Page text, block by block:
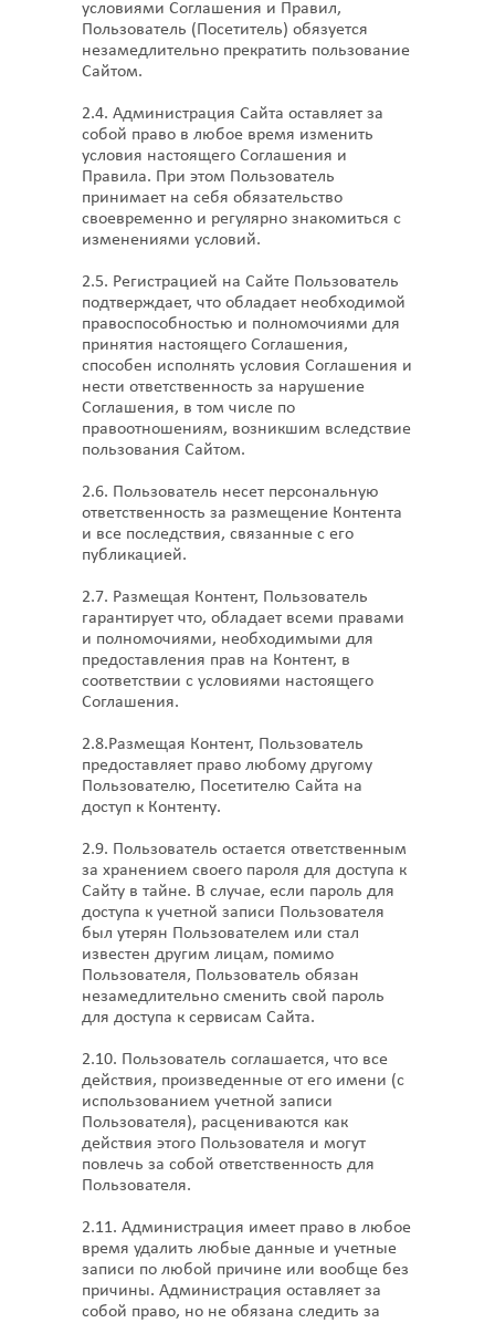
условиями Соглашения и Правил,
Пользователь (Посетитель) обязуется
незамедлительно прекратить пользование
Сайтом.
2.4. Администрация Сайта оставляет за
собой право в любое время изменить
условия настоящего Соглашения и
Правила. При этом Пользователь
принимает на себя обязательство
своевременно и регулярно знакомиться с
изменениями условий.
2.5. Регистрацией на Сайте Пользователь
подтверждает, что обладает необходимой
правоспособностью и полномочиями для
принятия настоящего Соглашения,
способен исполнять условия Соглашения и
нести ответственность за нарушение
Соглашения, в том числе по
правоотношениям, возникшим вследствие
пользования Сайтом.
2.6. Пользователь несет персональную
ответственность за размещение Контента
и все последствия, связанные с его
публикацией.
2.7. Размещая Контент, Пользователь
гарантирует что, обладает всеми правами
и полномочиями, необходимыми для
предоставления прав на Контент, в
соответствии с условиями настоящего
Соглашения.
2.8.Размещая Контент, Пользователь
предоставляет право любому другому
Пользователю, Посетителю Сайта на
доступ к Контенту.
2.9. Пользователь остается ответственным
за хранением своего пароля для доступа к
Сайту в тайне. В случае, если пароль для
доступа к учетной записи Пользователя
был утерян Пользователем или стал
известен другим лицам, помимо
Пользователя, Пользователь обязан
незамедлительно сменить свой пароль
для доступа к сервисам Сайта.
2.10. Пользователь соглашается, что все
действия, произведенные от его имени (с
использованием учетной записи
Пользователя), расцениваются как
действия этого Пользователя и могут
повлечь за собой ответственность для
Пользователя.
2.11. Администрация имеет право в любое
время удалить любые данные и учетные
записи по любой причине или вообще без
причины. Администрация оставляет за
собой право, но не обязана следить за